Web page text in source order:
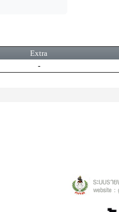
Extra
-